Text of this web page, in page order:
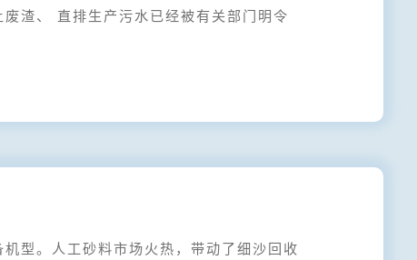
渣、 直排生产污水已经被有关部门明令
型。人工砂料市场火热，带动了细沙回收